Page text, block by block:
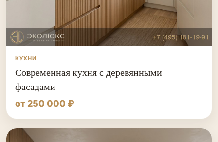
КУХНИ
Современная кухня с деревянными
фасадами
от 250 000 ₽